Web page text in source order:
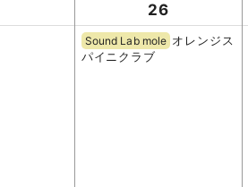
26
Sound Lab mole オレンジス
パイニクラブ